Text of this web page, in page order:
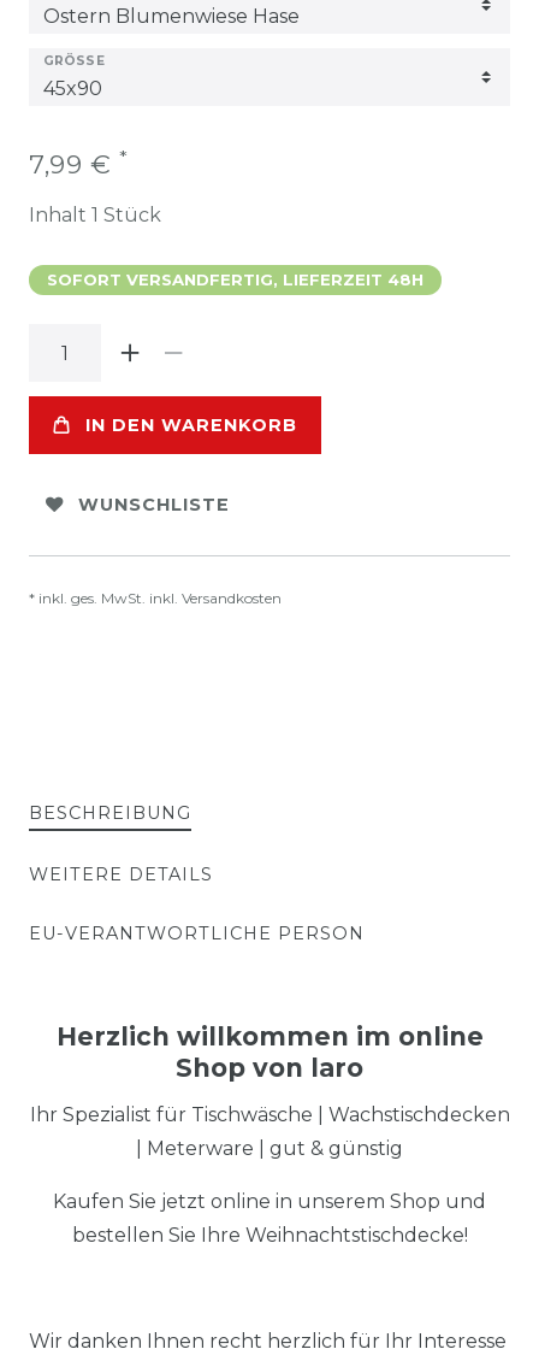
GRÖSSE
7,99 € *
Inhalt 1 Stück
SOFORT VERSANDFERTIG, LIEFERZEIT 48H
IN DEN WARENKORB
WUNSCHLISTE
* inkl. ges. MwSt. inkl. Versandkosten
BESCHREIBUNG
WEITERE DETAILS
EU-VERANTWORTLICHE PERSON
Herzlich willkommen im online
Shop von laro
Ihr Spezialist für Tischwäsche | Wachstischdecken
| Meterware | gut & günstig
Kaufen Sie jetzt online in unserem Shop und
bestellen Sie Ihre Weihnachtstischdecke!
Wir danken Ihnen recht herzlich für Ihr Interesse